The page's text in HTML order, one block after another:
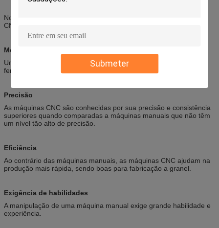
Submeter
Normalmente, a principal diferença entre as máquinas manuais e
CNC é seu modo de operação, precisão e eficiência do processo.
Modo de operação
Uma máquina manual requer um operador para manipular as
ferramentas ou materiais diretamente.
Precisão
As máquinas CNC são conhecidas por sua precisão e consistência
superiores quando comparadas a máquinas manuais que não têm
um nível tão alto de precisão.
Eficiência
Ao contrário das máquinas manuais, as máquinas CNC ajudam na
produção mais rápida, sendo boas para fabricação a granel.
Exigência de habilidades
A manipulação de uma máquina manual exige grande habilidade e
experiência.